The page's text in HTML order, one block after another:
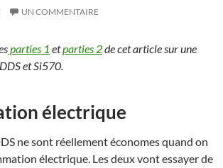
UN COMMENTAIRE
parties 1 etparties 2de cet article sur une
et Si570.
électrique
ne sont réellement économes quand on
électrique. Les deux vont essayer de